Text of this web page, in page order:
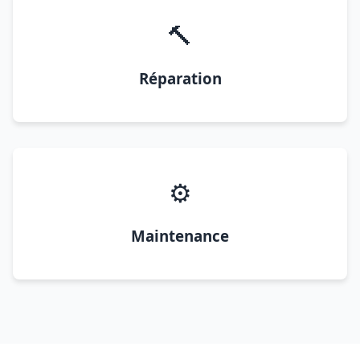
🔨
Réparation
⚙️
Maintenance